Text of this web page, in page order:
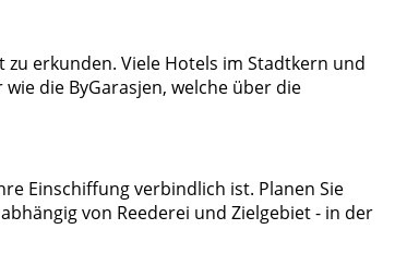
erkunden. Viele Hotels im Stadtkern und
die ByGarasjen, welche über die
Einschiffung verbindlich ist. Planen Sie
von Reederei und Zielgebiet - in der